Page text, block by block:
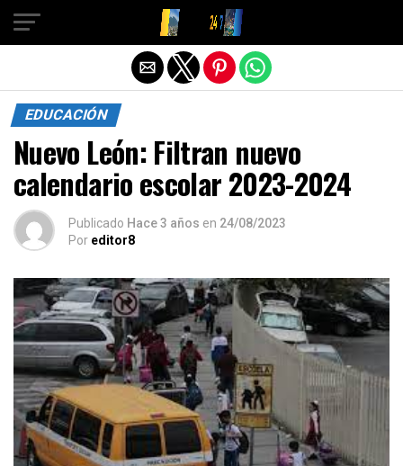
EDUCACIÓN
Nuevo León: Filtran nuevo
calendario escolar 2023-2024
Publicado Hace 3 años en 24/08/2023
Por editor8
Salir de la versión móvil